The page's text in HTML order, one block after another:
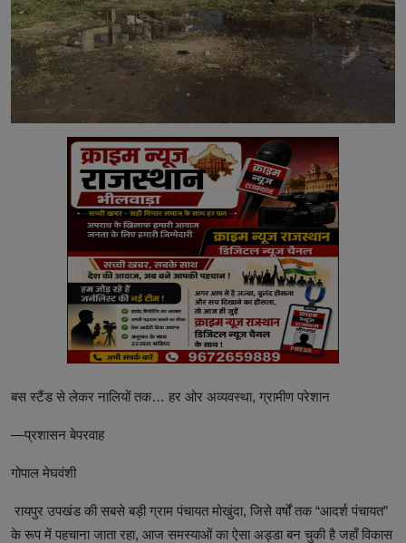
बस स्टैंड से लेकर नालियों तक… हर ओर अव्यवस्था, ग्रामीण परेशान
—प्रशासन बेपरवाह
गोपाल मेघवंशी
रायपुर उपखंड की सबसे बड़ी ग्राम पंचायत मोखुंदा, जिसे वर्षों तक “आदर्श पंचायत”
के रूप में पहचाना जाता रहा, आज समस्याओं का ऐसा अड्डा बन चुकी है जहाँ विकास